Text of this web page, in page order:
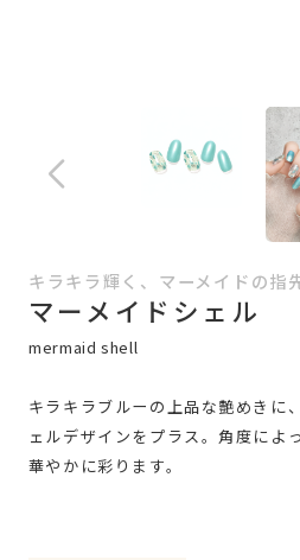
キラキラ輝く、マーメイドの指
マーメイドシェル
mermaid shell
キラキラブルーの上品な艶めきに
ェルデザインをプラス。角度によ
華やかに彩ります。